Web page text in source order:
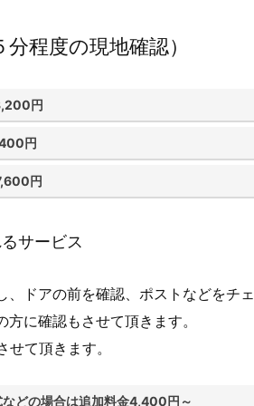
程度の現地確認）
円
円
円
サービス
ドアの前を確認、ポストなどをチェ
に確認もさせて頂きます。
て頂きます。
どの場合は追加料金4,400円～